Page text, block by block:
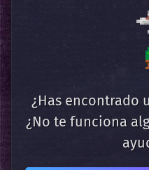
¿Has encontrado
¿No te funciona